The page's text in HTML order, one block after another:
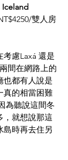
Iceland
雙人房
慮Laxá 還是
間在網路上的
也都有人說是
真的相當困難
為聽說這間冬
，就想說那這
島時再去住另